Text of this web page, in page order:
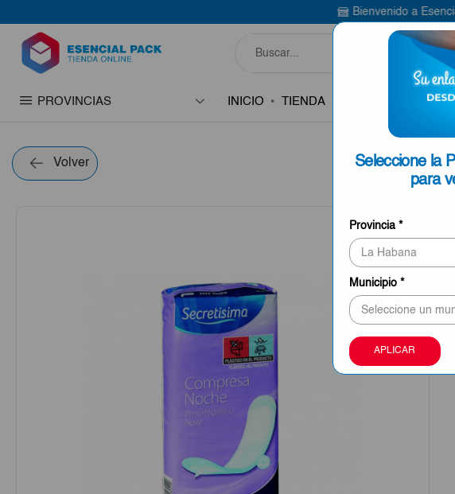
Seleccione la
para
Provincia *
Municipio *
APLICAR
Bienvenido a Esencial Pack
PROVINCIAS INICIO TIENDA
Volver